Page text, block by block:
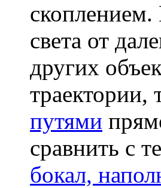
скоплением.
света от
других
траектории,
путями
сравнить с
бокал,